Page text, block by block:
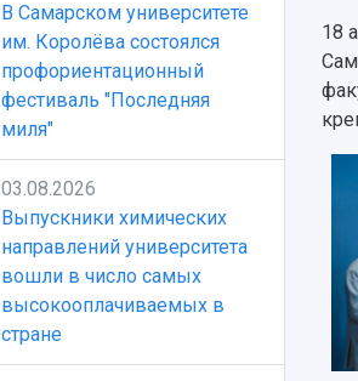
В Самарском университете
им. Королёва состоялся
профориентационный
фестиваль "Последняя
миля"
03.08.2026
Выпускники химических
направлений университета
вошли в число самых
высокооплачиваемых в
стране
18